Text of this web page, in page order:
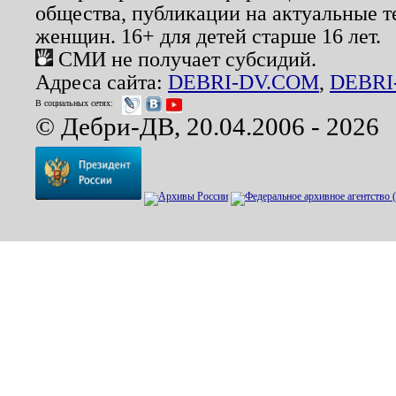
общества, публикации на актуальные
женщин. 16+ для детей старше 16 лет.
СМИ не получает субсидий.
Адреса сайта: DEBRI-DV.COM,
В социальных сетях:
© Дебри-ДВ, 20.04.2006 - 2026